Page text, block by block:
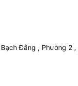
Đằng , Phường 2